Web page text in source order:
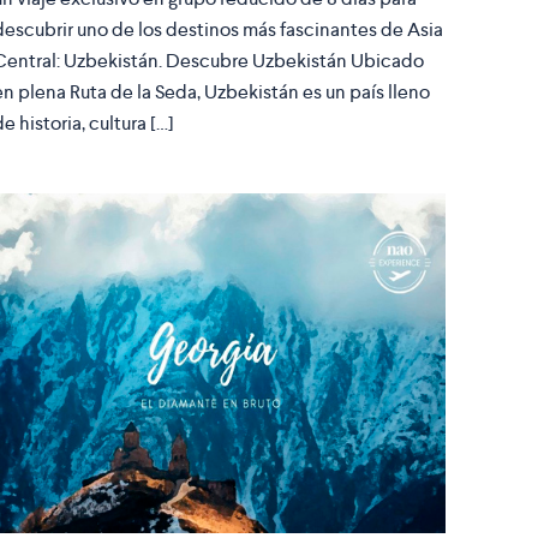
uno de los destinos más fascinantes de Asia
Uzbekistán. Descubre Uzbekistán Ubicado
plena Ruta de la Seda, Uzbekistán es un país lleno
historia, cultura […]